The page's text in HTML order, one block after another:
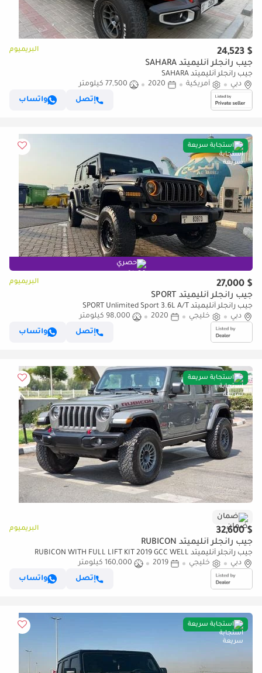
$ 24,523 البريميوم
جيب رانجلر أنليميتد SAHARA
جيب رانجلر أنليميتد SAHARA
دبي
أمريكية 2020
77,500 كيلومتر
إتصل
واتساب
استجابة سريعة
حصري
$ 27,000 البريميوم
جيب رانجلر أنليميتد SPORT
جيب رانجلر أنليميتد SPORT Unlimited Sport 3.6L A/T
دبي
خليجي 2020
98,000 كيلومتر
إتصل
واتساب
استجابة سريعة
ضمان
$ 32,600 البريميوم
جيب رانجلر أنليميتد RUBICON
جيب رانجلر أنليميتد RUBICON WITH FULL LIFT KIT 2019 GCC WELL
MAINTAINED SINGLE OWNER IN MINT CONDITION
دبي خليجي 2019
160,000 كيلومتر
إتصل
واتساب
استجابة سريعة